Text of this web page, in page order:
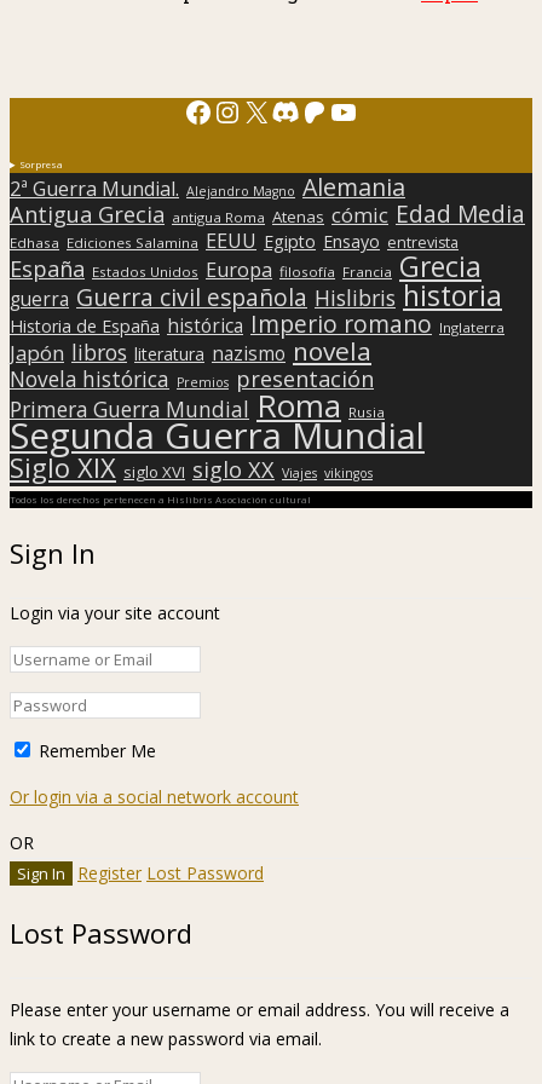
Facebook
Instagram
X Discord
Patreon
YouTube
Sorpresa
2ª Guerra Mundial. Alejandro Magno Alemania
Antigua Grecia antigua Roma Atenas cómic Edad Media
Edhasa Ediciones Salamina EEUU Egipto Ensayo entrevista
España Estados Unidos Europa filosofía Francia Grecia
guerra Guerra civil española Hislibris historia
Historia de España histórica Imperio romano Inglaterra
Japón libros literatura nazismo novela
Novela histórica Premios presentación
Primera Guerra Mundial Roma Rusia
Segunda Guerra Mundial
Siglo XIX siglo XVI siglo XX Viajes vikingos
Todos los derechos pertenecen a Hislibris Asociación cultural
Sign In
Login via your site account
Remember Me
Or login via a social network account
OR
Register Lost Password
Lost Password
Please enter your username or email address. You will receive a
link to create a new password via email.